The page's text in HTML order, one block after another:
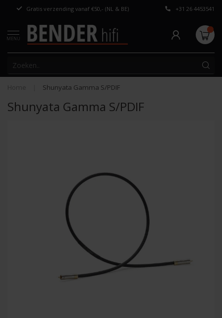
Gratis verzending vanaf €50,- (NL & BE) Persoonlijk
+31 26 4453541
MENU
Home Shunyata Gamma S/PDIF
Shunyata Gamma S/PDIF